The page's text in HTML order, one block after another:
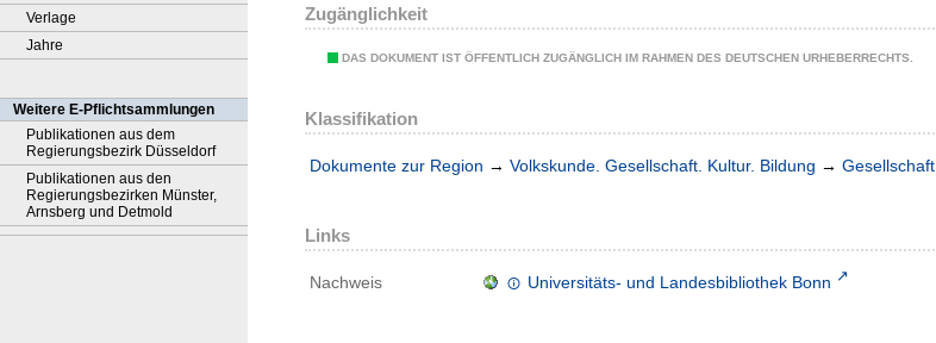
Verlage
Jahre
Weitere E-Pflichtsammlungen
Publikationen aus dem
Regierungsbezirk Düsseldorf
Publikationen aus den
Regierungsbezirken Münster,
Arnsberg und Detmold
Zugänglichkeit
DAS DOKUMENT IST ÖFFENTLICH ZUGÄNGLICH IM RAHMEN DES DEUTSCHEN URHEBERRECHTS.
Klassifikation
Dokumente zur Region → Volkskunde. Gesellschaft. Kultur. Bildung → Gesellschaft
Links
Nachweis Universitäts- und Landesbibliothek Bonn